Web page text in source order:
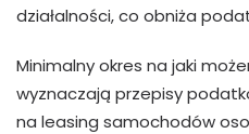
działalności, co obniża
Minimalny okres na jaki
wyznaczają przepisy
na leasing samochodów